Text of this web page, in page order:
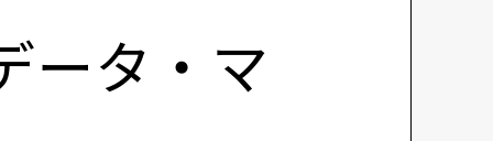
ータ・マ